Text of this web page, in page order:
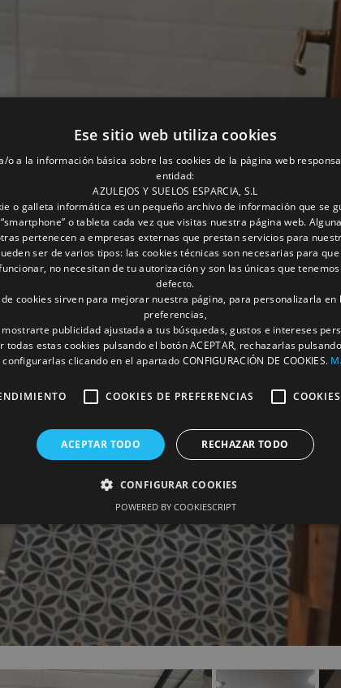
Ese sitio web utiliza cookies
o a la información básica sobre las cookies de la página web
entidad:
AZULEJOS Y SUELOS ESPARCIA, S.L
o galleta informática es un pequeño archivo de información que se
o tableta cada vez que visitas nuestra página web.
pertenecen a empresas externas que prestan servicios para
ser de varios tipos: las cookies técnicas son necesarias para
no necesitan de tu autorización y son las únicas que
defecto.
cookies sirven para mejorar nuestra página, para personalizarla en
preferencias,
publicidad ajustada a tus búsquedas, gustos e intereses
todas estas cookies pulsando el botón ACEPTAR, rechazarlas
configurarlas clicando en el apartado CONFIGURACIÓN DE COOKIES.
COOKIES DE PREFERENCIAS
ACEPTAR TODO RECHAZAR TODO
CONFIGURAR COOKIES
POWERED BY COOKIESCRIPT